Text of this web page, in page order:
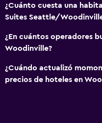
Habitaciones familiares
Espacio de
¿Cuánto cuesta una
Suites Seattle/
¿En cuántos operadores
Woodinville?
¿Cuándo actualizó
precios de hoteles en